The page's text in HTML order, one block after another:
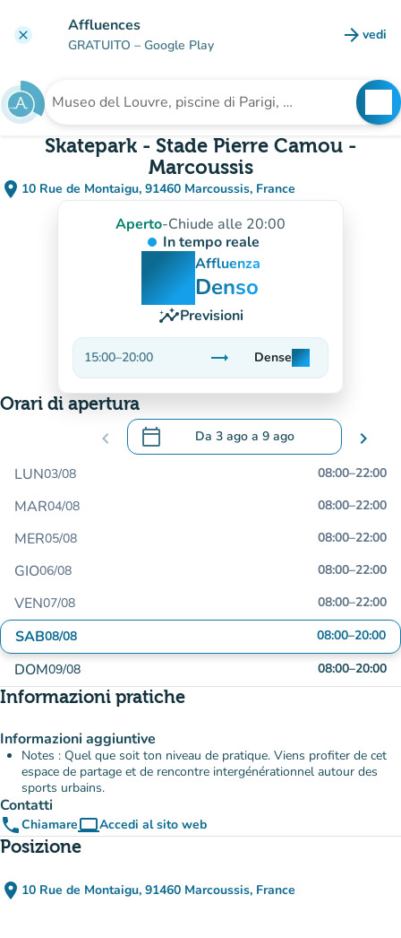
clear Affluences
GRATUITO – Google Play arrow_forward vedi
Cerca una struttura
Skatepark - Stade Pierre Camou -
Marcoussis
place 10 Rue de Montaigu, 91460 Marcoussis, France
(apri in Google Maps)
(nuova scheda)
Aperto-Chiude alle 20:00
In tempo reale
man
man
manAffluenza
Denso
insightsPrevisioni
15:00–20:00 trending_flat
Stabile
Denseman
man
man
Orari di apertura
chevron_left calendar_today Da 3 ago a 9 ago
.Aprire il calendario per modificare le
chevron_right
LUN03/08 08:00–22:00
MAR04/08 08:00–22:00
MER05/08 08:00–22:00
GIO06/08 08:00–22:00
VEN07/08 08:00–22:00
SAB08/08 08:00–20:00
DOM09/08 08:00–20:00
Informazioni pratiche
Informazioni aggiuntive
Notes : Quel que soit ton niveau de pratique. Viens profiter de cet
espace de partage et de rencontre intergénérationnel autour des
sports urbains.
Contatti
phoneChiamarecomputerAccedi al sito web
(nuova scheda)
Posizione
place 10 Rue de Montaigu, 91460 Marcoussis, France
(apri in Google Maps)
(nuova scheda)